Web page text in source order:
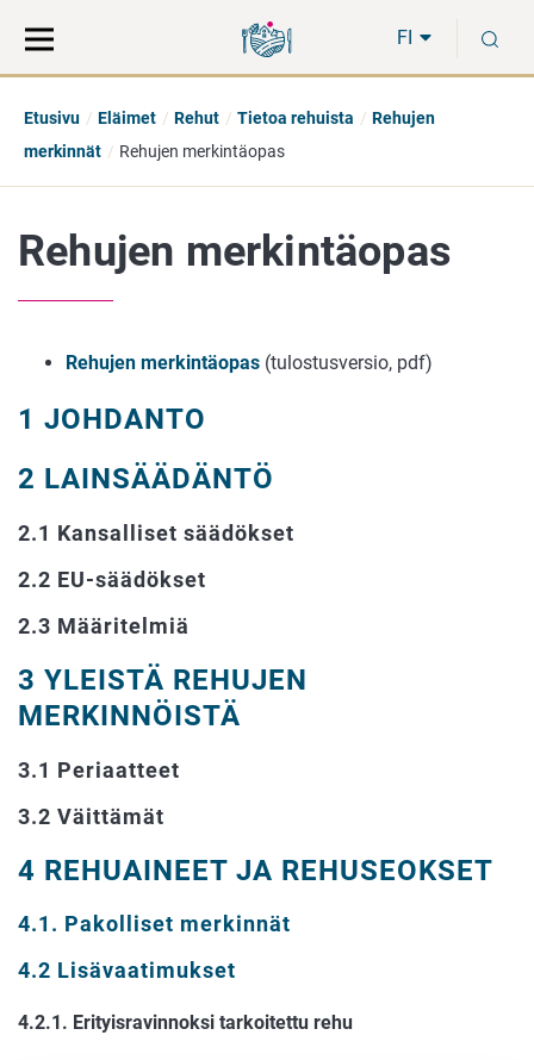
suoraan
sisältöön
koko
sivuston
FI
Etusivu Eläimet Rehut Tietoa rehuista
Rehujen
merkinnät
Rehujen merkintäopas
Rehujen merkintäopas
Rehujen merkintäopas (tulostusversio, pdf)
1 JOHDANTO
2 LAINSÄÄDÄNTÖ
2.1 Kansalliset säädökset
2.2 EU-säädökset
2.3 Määritelmiä
3 YLEISTÄ REHUJEN
MERKINNÖISTÄ
3.1 Periaatteet
3.2 Väittämät
4 REHUAINEET JA REHUSEOKSET
4.1. Pakolliset merkinnät
4.2 Lisävaatimukset
4.2.1. Erityisravinnoksi tarkoitettu rehu